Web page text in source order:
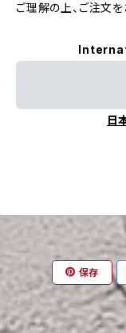
ご理解の上、ご注文を
日
保存